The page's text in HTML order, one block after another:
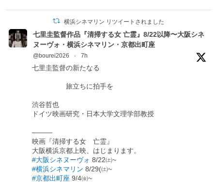
横浜シネマリン リツイートされました
七里圭監督作品『清掃する女 亡霊』8/22以降〜大阪シネ
ヌーヴォ・横浜シネマリン・京都出町座
@bourei2026 · 7h
七里圭監督の新たなる
旅立ちに拍手を
渋谷哲也
ドイツ映画研究・日本大学文理学部教授
―――
映画『清掃する女 亡霊』
大阪横浜京都上映、はじまります。
#大阪シネヌーヴォ 8/22㈯~
#横浜シネマリン 8/29(㈯~
#京都出町座 9/4㈮~